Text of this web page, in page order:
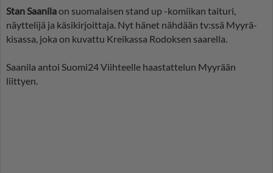
Stan Saanilaon suomalaisen stand up -komiikan taituri,
näyttelijä ja käsikirjoittaja. Nyt hänet nähdään tv:ssä Myyrä-
kisassa, joka on kuvattu Kreikassa Rodoksen saarella.
Saanila antoi Suomi24 Viihteelle haastattelun Myyrään
liittyen.